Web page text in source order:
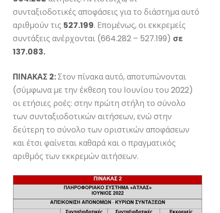
συνταξιοδοτικές αποφάσεις για το διάστημα αυτό
αριθμούν τις 527.199. Επομένως, οι εκκρεμείς
συντάξεις ανέρχονται (664.282 – 527.199) σε
137.083.
ΠΙΝΑΚΑΣ 2:Στον πίνακα αυτό, αποτυπώνονται
(σύμφωνα με την έκθεση του Ιουνίου του 2022)
οι ετήσιες ροές: στην πρώτη στήλη το σύνολο
των συνταξιοδοτικών αιτήσεων, ενώ στην
δεύτερη το σύνολο των οριστικών αποφάσεων
και έτσι φαίνεται καθαρά και ο πραγματικός
αριθμός των εκκρεμών αιτήσεων.